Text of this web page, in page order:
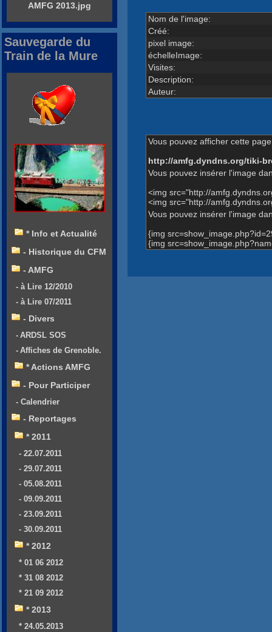
Nom de l'image:
Créé:
pixel image:
échelleImage:
Visites:
Description:
Auteur:
Vous pouvez afficher cette
http://amfg.dyndns.org/tiki-
Vous pouvez insérer l'image
<img src="http://
<img src="http://
Vous pouvez insérer l'image
{img
{img
AMFG 2013.jpg
Sauvegarde du
Train de la Mure
* Info et Actualité
- Historique du CFM
- AMFG
- à Lire 12/2010
- à Lire 07/2011
- Divers
- ARDSL SOS
- Affiches de Grenoble.
* Actions AMFG
- Pour Participer
- Calendrier
- Reportages
* 2011
- 22.07.2011
- 29.07.2011
- 05.08.2011
- 09.09.2011
- 23.09.2011
- 30.09.2011
* 2012
* 01 06 2012
* 31 08 2012
* 21 09 2012
* 2013
* 24.05.2013